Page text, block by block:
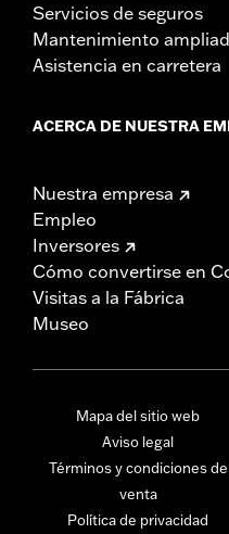
Servicios de seguros
Mantenimiento
Asistencia en carretera
ACERCA DE NUESTRA
Nuestra empresa
Empleo
Inversores
Cómo convertirse en
Visitas a la Fábrica
Museo
Mapa del sitio web
Aviso legal
Términos y condiciones de
venta
Política de privacidad